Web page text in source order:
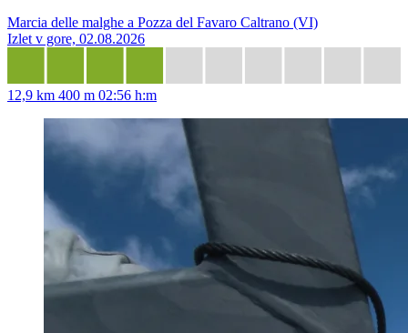
Marcia delle malghe a Pozza del Favaro Caltrano (VI)
Izlet v gore, 02.08.2026
12,9 km 400 m 02:56 h:m